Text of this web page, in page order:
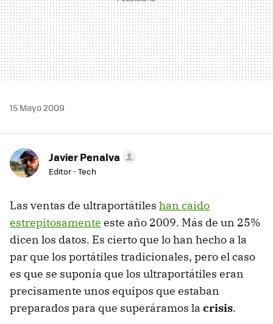
15 Mayo 2009
Javier Penalva
Editor - Tech
Las ventas de ultraportátiles han caido
estrepitosamente este año 2009. Más de un 25%
dicen los datos. Es cierto que lo han hecho a la
par que los portátiles tradicionales, pero el caso
es que se suponía que los ultraportátiles eran
precisamente unos equipos que estaban
preparados para que superáramos la crisis.